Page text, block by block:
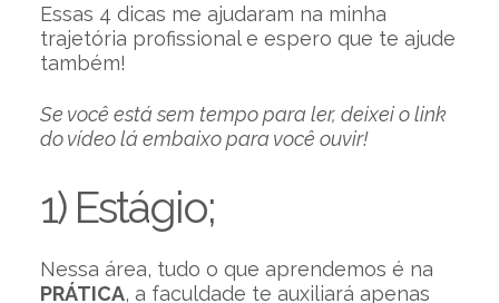
Essas 4 dicas me ajudaram na minha
trajetória profissional e espero que te ajude
também!
Se você está sem tempo para ler, deixei o link
do vídeo lá embaixo para você ouvir!
1) Estágio;
Nessa área, tudo o que aprendemos é na
PRÁTICA, a faculdade te auxiliará apenas